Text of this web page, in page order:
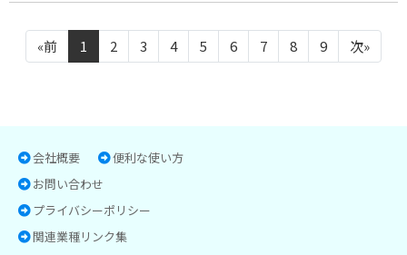
«前 1 2 3 4 5 6 7 8 9 次»
会社概要
便利な使い方
お問い合わせ
プライバシーポリシー
関連業種リンク集